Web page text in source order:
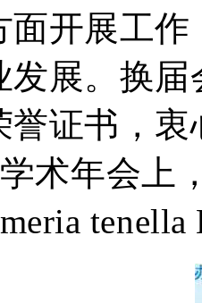
面开展工
发展。换
誉证书，
术年会上